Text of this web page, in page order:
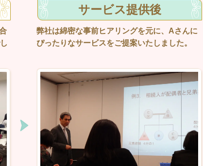
サービス提供後
弊社は綿密な事前ヒアリングを元に、Aさんに
ぴったりなサービスをご提案いたしました。